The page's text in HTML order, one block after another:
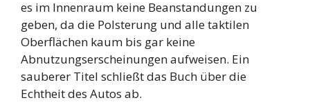
es im Innenraum keine Beanstandungen zu
geben, da die Polsterung und alle taktilen
Oberflächen kaum bis gar keine
Abnutzungserscheinungen aufweisen. Ein
sauberer Titel schließt das Buch über die
Echtheit des Autos ab.